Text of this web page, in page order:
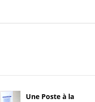
Une Poste à la